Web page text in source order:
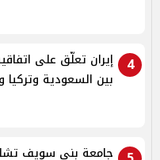
4
إيران تعلّق على
بين السعودية وتركيا
جامعة بني سويف